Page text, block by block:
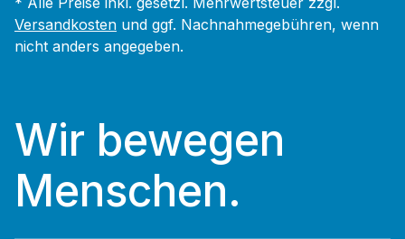
Versandkosten und ggf. Nachnahmegebühren, wenn
nicht anders angegeben.
Wir bewegen
Menschen.